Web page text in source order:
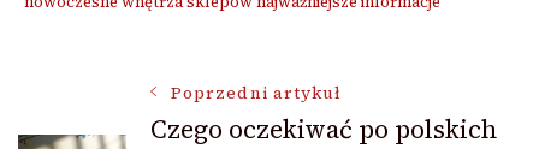
NawigacjaPoprzedni artykuł
Czego oczekiwać po polskich